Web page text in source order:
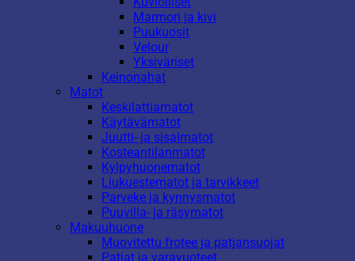
Marmori ja kivi
Puukuosit
Velour
Yksiväriset
Keinonahat
Matot
Keskilattiamatot
Käytävämatot
Juutti- ja sisalmatot
Kosteantilanmatot
Kylpyhuonematot
Liukuestematot ja tarvikkeet
Parveke ja kynnysmatot
Puuvilla- ja räsymatot
Makuuhuone
Muovitettu frotee ja patjansuojat
Patjat ja varavuoteet